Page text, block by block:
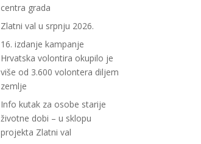
centra grada
Zlatni val u srpnju 2026.
16. izdanje kampanje
Hrvatska volontira okupilo je
više od 3.600 volontera diljem
zemlje
Info kutak za osobe starije
životne dobi – u sklopu
projekta Zlatni val